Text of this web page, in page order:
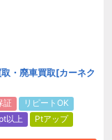
・廃車買取[カーネク
証
リピートOK
以上
Ptアップ